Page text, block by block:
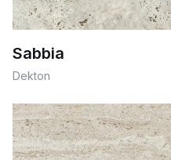
Sabbia
Dekton